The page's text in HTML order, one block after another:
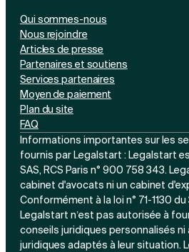
Qui sommes-nous
Nous rejoindre
Articles de presse
Partenaires et soutiens
Services partenaires
Moyen de paiement
Plan du site
FAQ
Informations importantes sur les
fournis par Legalstart : Legalstart
SAS, RCS Paris n° 900 758 343.
cabinet d'avocats ni un cabinet
Conformément à la loi n° 71-1130 du
Legalstart n’est pas autorisée à
conseils juridiques personnalisés
juridiques adaptés à leur situation.